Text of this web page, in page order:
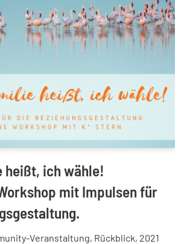
heißt, ich wähle!
mit Impulsen für
Veranstaltung, Rückblick, 2021